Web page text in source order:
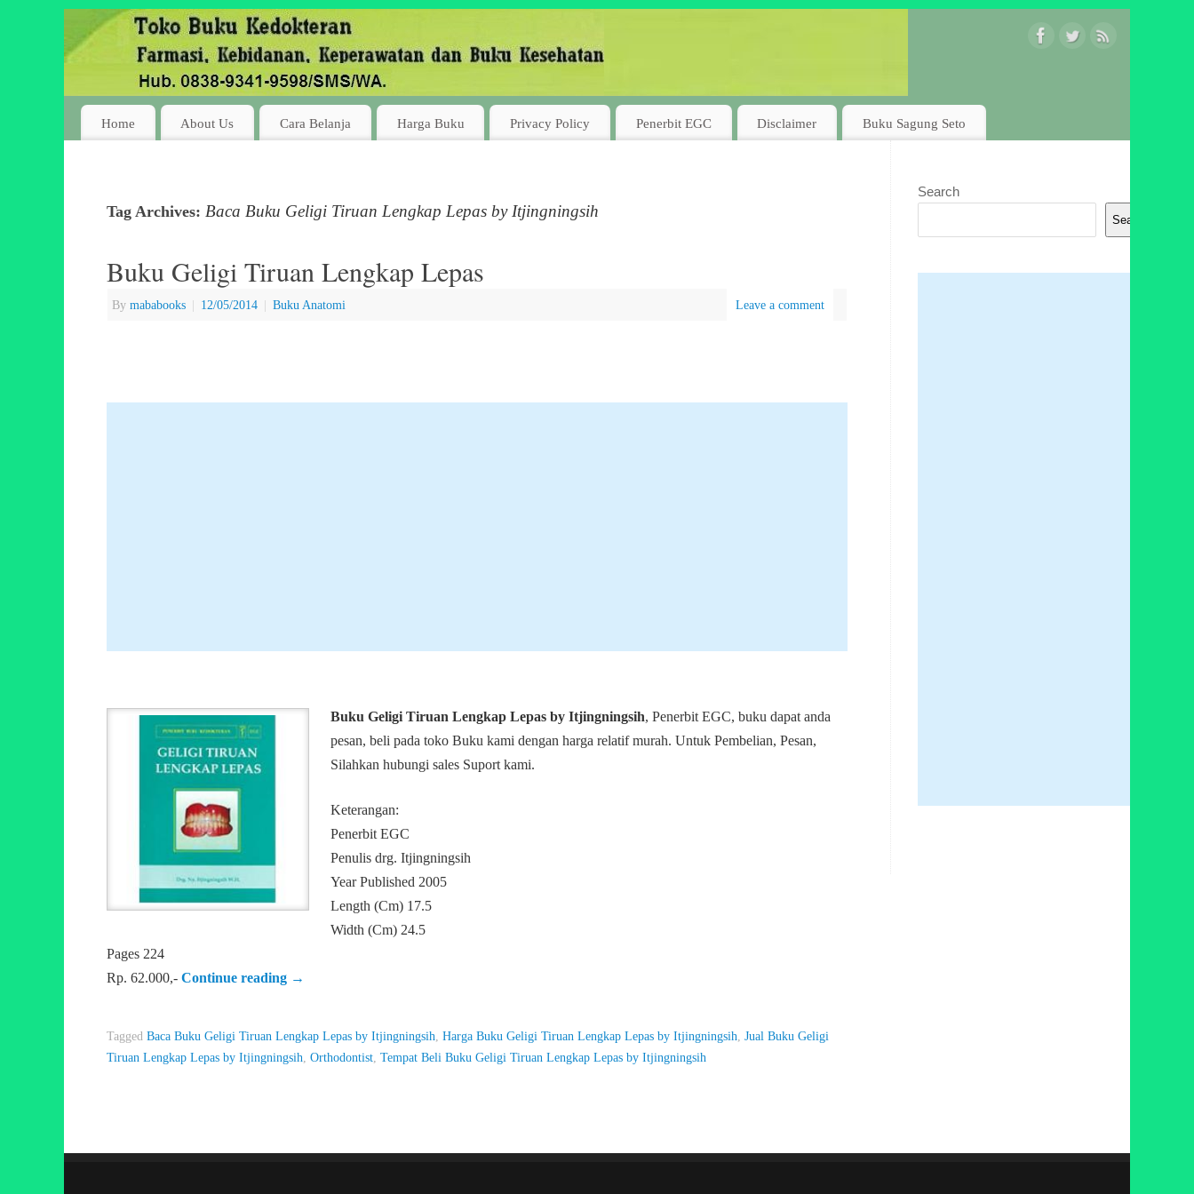
Home About Us Cara Belanja Harga Buku Privacy Policy Penerbit EGC Disclaimer Buku Sagung Seto
Tag Archives: Baca Buku Geligi Tiruan Lengkap Lepas by Itjingningsih
Buku Geligi Tiruan Lengkap Lepas
By mababooks | 12/05/2014 | Buku Anatomi Leave a comment
Buku Geligi Tiruan Lengkap Lepas by Itjingningsih, Penerbit EGC, buku dapat anda
pesan, beli pada toko Buku kami dengan harga relatif murah. Untuk Pembelian, Pesan,
Silahkan hubungi sales Suport kami.
Keterangan:
Penerbit EGC
Penulis drg. Itjingningsih
Year Published 2005
Length (Cm) 17.5
Width (Cm) 24.5
Pages 224
Rp. 62.000,- Continue reading →
Tagged Baca Buku Geligi Tiruan Lengkap Lepas by Itjingningsih Harga Buku Geligi Tiruan Lengkap Lepas by Itjingningsih Jual Buku Geligi
Tiruan Lengkap Lepas by Itjingningsih Orthodontist Tempat Beli Buku Geligi Tiruan Lengkap Lepas by Itjingningsih
Search
Search